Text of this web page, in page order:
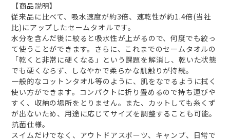
【商品説明】
従来品に比べて、吸水速度が約3倍、速乾性が約1.4倍(当社
比)にアップしたセームタオルです。
水分を含んだ後に絞ると吸水性が上がるので、何度でも絞っ
て使うことができます。さらに、これまでのセームタオルの
「乾くと非常に硬くなる」という課題を解消し、乾いた状態
でも硬くならず、しなやかで柔らかな肌触りが持続。
一般的なコットンタオル等のように、肌をなでるように拭く
使い方ができます。コンパクトに折り畳めるので持ち運びや
すく、収納の場所をとりません。また、カットしても糸くず
が出ないため、用途に応じてサイズを調整することも可能。
抗菌仕様。
スイムだけでなく、アウトドアスポーツ、キャンプ、日常で